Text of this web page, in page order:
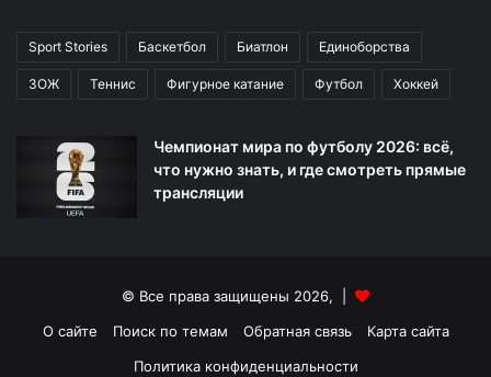
Sport Stories Баскетбол Биатлон Единоборства
ЗОЖ Теннис Фигурное катание Футбол Хоккей
Чемпионат мира по футболу 2026: всё,
что нужно знать, и где смотреть прямые
трансляции
© Все права защищены 2026, |
О сайте
Поиск по темам Обратная связь
Карта сайта
Политика конфиденциальности